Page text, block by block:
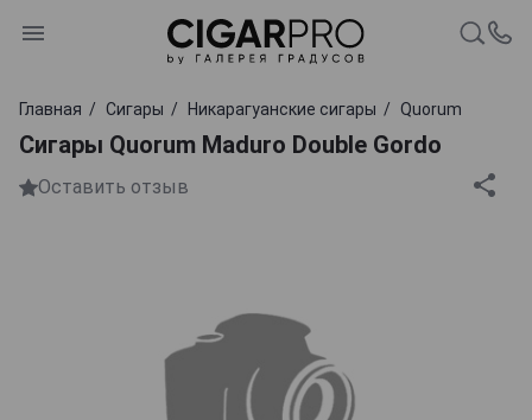
Главная Сигары Никарагуанские сигары Quorum
Сигары Quorum Maduro Double Gordo
Оставить отзыв